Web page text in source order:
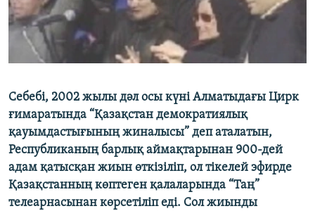
Басқа тілдерде
Себебі, 2002 жылы дәл осы күні Алматыдағы Цирк
ғимаратында “Қазақстан демократиялық
қауымдастығының жиналысы” деп аталатын,
Республиканың барлық аймақтарынан 900-дей
адам қатысқан жиын өткізіліп, ол тікелей эфирде
Қазақстанның көптеген қалаларында “Таң”
телеарнасынан көрсетіліп еді. Сол жиынды